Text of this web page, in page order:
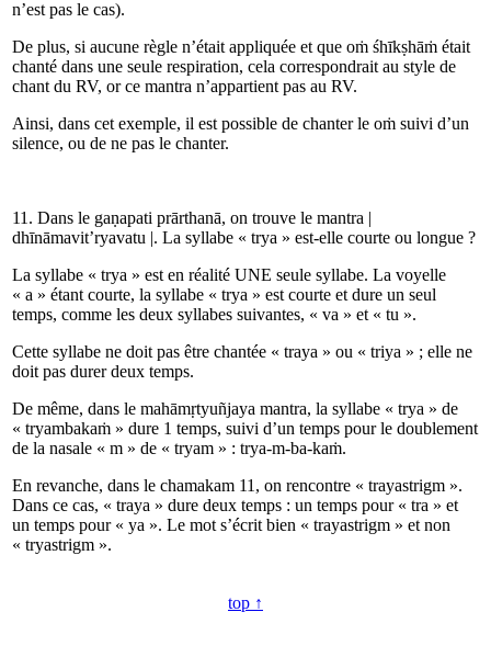
n’est pas le cas).
De plus, si aucune règle n’était appliquée et que oṁ śhīkṣhāṁ était
chanté dans une seule respiration, cela correspondrait au style de
chant du RV, or ce mantra n’appartient pas au RV.
Ainsi, dans cet exemple, il est possible de chanter le oṁ suivi d’un
silence, ou de ne pas le chanter.
11. Dans le gaṇapati prārthanā, on trouve le mantra |
dhīnāmavit’ryavatu |. La syllabe « trya » est-elle courte ou longue ?
La syllabe « trya » est en réalité UNE seule syllabe. La voyelle
« a » étant courte, la syllabe « trya » est courte et dure un seul
temps, comme les deux syllabes suivantes, « va » et « tu ».
Cette syllabe ne doit pas être chantée « traya » ou « triya » ; elle ne
doit pas durer deux temps.
De même, dans le mahāmṛtyuñjaya mantra, la syllabe « trya » de
« tryambakaṁ » dure 1 temps, suivi d’un temps pour le doublement
de la nasale « m » de « tryam » : trya-m-ba-kaṁ.
En revanche, dans le chamakam 11, on rencontre « trayastrigm ».
Dans ce cas, « traya » dure deux temps : un temps pour « tra » et
un temps pour « ya ». Le mot s’écrit bien « trayastrigm » et non
« tryastrigm ».
top ↑